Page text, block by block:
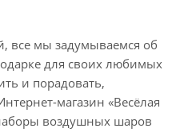
все мы задумываемся об
для своих любимых
и порадовать,
магазин «Весёлая
воздушных шаров